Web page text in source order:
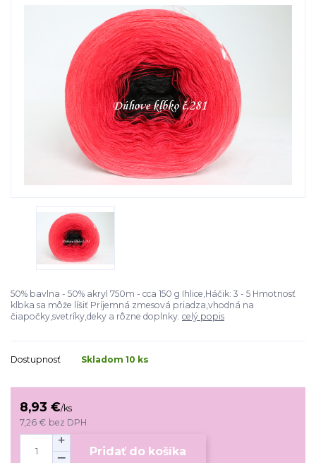
50% bavlna - 50% akryl 750m - cca 150 g Ihlice,Háčik: 3 - 5 Hmotnosť
klbka sa môže líšiť Príjemná zmesová priadza,vhodná na
čiapočky,svetríky,deky a rôzne doplnky. celý popis
Dostupnosť Skladom 10 ks
8,93 €/ks
7,26 € bez DPH
Pridať do košíka